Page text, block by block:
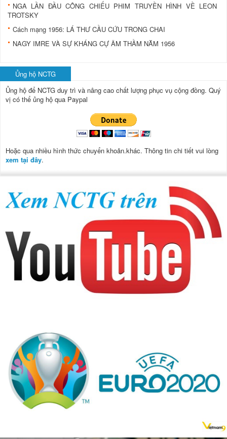
NGA LẦN ĐẦU CÔNG CHIẾU PHIM TRUYỀN HÌNH VỀ LEON
TROTSKY
Cách mạng 1956: LÁ THƯ CẦU CỨU TRONG CHAI
NAGY IMRE VÀ SỰ KHÁNG CỰ ÂM THẦM NĂM 1956
Ủng hộ NCTG
Ủng hộ để NCTG duy trì và nâng cao chất lượng phục vụ cộng đồng. Quý
vị có thể ủng hộ qua Paypal
Hoặc qua nhiều hình thức chuyển khoản.khác. Thông tin chi tiết vui lòng
xem tại đây.